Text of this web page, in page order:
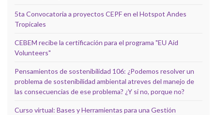
5ta Convocatoria a proyectos CEPF en el Hotspot Andes
Tropicales
CEBEM recibe la certificación para el programa "EU Aid
Volunteers"
Pensamientos de sostenibilidad 106: ¿Podemos resolver un
problema de sostenibilidad ambiental atreves del manejo de
las consecuencias de ese problema? ¿Y si no, porque no?
Curso virtual: Bases y Herramientas para una Gestión